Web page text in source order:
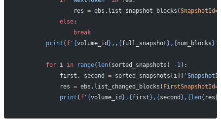
                res
= ebs.list_snapshot_blocks(SnapshotId=
            else
:
                break
        print
( f' {volume_id } ,, {full_snapshot} , {num_blocks} '
        for
i in range( len(sorted_snapshots) -1 ):
            first, second
= sorted_snapshots[i][
            res
= ebs.list_changed_blocks( FirstSnapshotId=
            print
( f' {volume_id } , {first} , {second } , {len(res[